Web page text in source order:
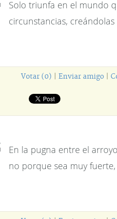
Solo triunfa en el mundo
circunstancias,
Votar (0) Enviar amigo
En la pugna entre el
no porque sea muy